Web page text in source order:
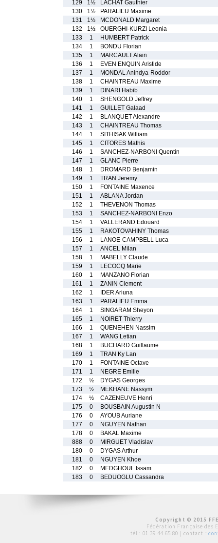
129 1½
LACHAT Gauthier
130
1½
PARALIEU Maxime
131
1½
MCDONALD Margaret
132
1½
OUERGHI-KURZI Leonia
133
1
HUMBERT Patrick
134
1
BONDU Florian
135
1
MARCAULT Alain
136
1
EVEN ENQUIN Aristide
137
1
MONDAL Anindya-Roddor
138
1
CHAINTREAU Maxime
139
1
DINARI Habib
140
1
SHENGOLD Jeffrey
141
1
GUILLET Galaad
142
1
BLANQUET Alexandre
143
1
CHAINTREAU Thomas
144
1
SITHISAK William
145
1
CITORES Mathis
146
1
SANCHEZ-NARBONI Quentin
147
1
GLANC Pierre
148
1
DROMARD Benjamin
149
1
TRAN Jeremy
150
1
FONTAINE Maxence
151
1
ABLANA Jordan
152
1
THEVENON Thomas
153
1
SANCHEZ-NARBONI Enzo
154
1
VALLERAND Edouard
155
1
RAKOTOVAHINY Thomas
156
1
LANOE-CAMPBELL Luca
157
1
ANCEL Milan
158
1
MABELLY Claude
159
1
LECOCQ Marie
160
1
MANZANO Florian
161
1
ZANIN Clement
162
1
IDER Ariuna
163
1
PARALIEU Emma
164
1
SINGARAM Sheyon
165
1
NOIRET Thierry
166
1
QUENEHEN Nassim
167
1
WANG Letian
168
1
BUCHARD Guillaume
169
1
TRAN Ky Lan
170
1
FONTAINE Octave
171
1
NEGRE Emilie
172
½
DYGAS Georges
173
½
MEKHANE Nassym
174
½
CAZENEUVE Henri
175
0
BOUSBAIN Augustin N
176
0
AYOUB Auriane
177
0
NGUYEN Nathan
178
0
BAKAL Maxime
888
0
MIRGUET Vladislav
180
0
DYGAS Arthur
181
0
NGUYEN Khoe
182
0
MEDGHOUL Issam
183
0 BEDUOGLU Cassandra
Copyright © 2015
Fédération Française des
tél : 01 39 44 65 80 | contact :